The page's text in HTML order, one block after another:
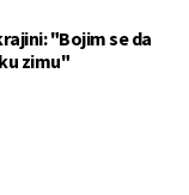
"Bojim se da
zimu"